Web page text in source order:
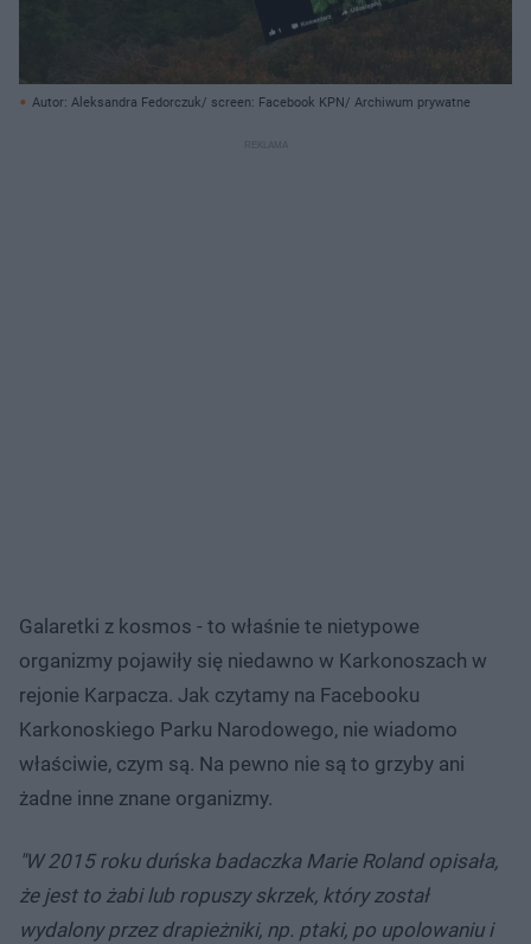
Autor: Aleksandra Fedorczuk/ screen: Facebook KPN/ Archiwum prywatne
Galaretki z kosmos - to właśnie te nietypowe
organizmy pojawiły się niedawno w Karkonoszach w
rejonie Karpacza. Jak czytamy na Facebooku
Karkonoskiego Parku Narodowego, nie wiadomo
właściwie, czym są. Na pewno nie są to grzyby ani
żadne inne znane organizmy.
"W 2015 roku duńska badaczka Marie Roland opisała,
że jest to żabi lub ropuszy skrzek, który został
wydalony przez drapieżniki, np. ptaki, po upolowaniu i